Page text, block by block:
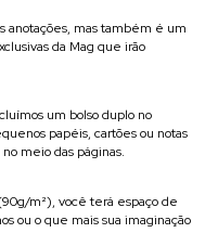
anotações, mas também é um
da Mag que irão
um bolso duplo no
papéis, cartões ou notas
meio das páginas.
m²), você terá espaço de
ou o que mais sua imaginação